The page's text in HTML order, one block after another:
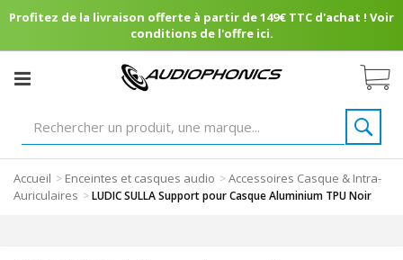
Profitez de la livraison offerte à partir de 149€ TTC d'achat ! Voir
conditions de l'offre ici.
Accueil > Enceintes et casques audio >Accessoires Casque & Intra-
Auriculaires >LUDIC SULLA Support pour Casque Aluminium TPU Noir